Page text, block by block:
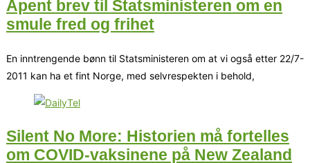
Åpent brev til Statsministeren om en
smule fred og frihet
En inntrengende bønn til Statsministeren om at vi også etter 22/7-
2011 kan ha et fint Norge, med selvrespekten i behold,
Silent No More: Historien må fortelles
om COVID-vaksinene på New Zealand